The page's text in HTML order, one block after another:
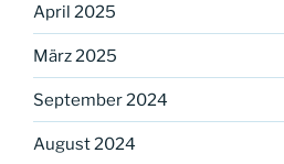
April 2025
März 2025
September 2024
August 2024